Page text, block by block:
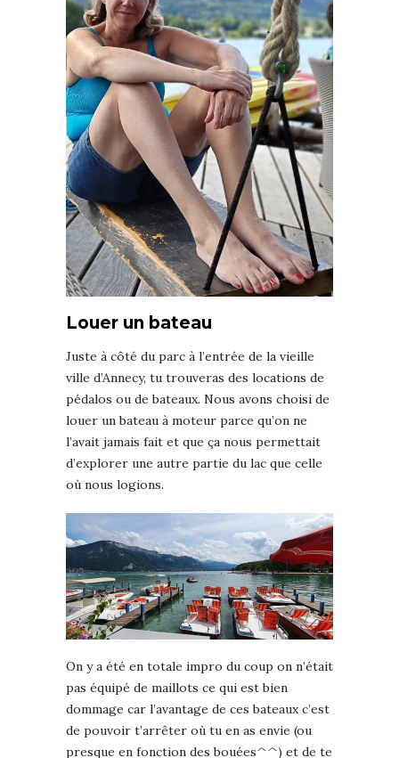
Louer un bateau
Juste à côté du parc à l’entrée de la vieille
ville d’Annecy, tu trouveras des locations de
pédalos ou de bateaux. Nous avons choisi de
louer un bateau à moteur parce qu’on ne
l’avait jamais fait et que ça nous permettait
d’explorer une autre partie du lac que celle
où nous logions.
On y a été en totale impro du coup on n’était
pas équipé de maillots ce qui est bien
dommage car l’avantage de ces bateaux c’est
de pouvoir t’arrêter où tu en as envie (ou
presque en fonction des bouées^^) et de te